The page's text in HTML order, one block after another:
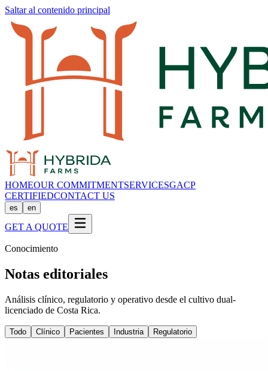
Saltar al contenido principal
HOMEOUR COMMITMENTSERVICESGACP
CERTIFIEDCONTACT US
es en
GET A QUOTE
Conocimiento
Notas editoriales
Análisis clínico, regulatorio y operativo desde el cultivo dual-
licenciado de Costa Rica.
Todo Clínico Pacientes Industria Regulatorio